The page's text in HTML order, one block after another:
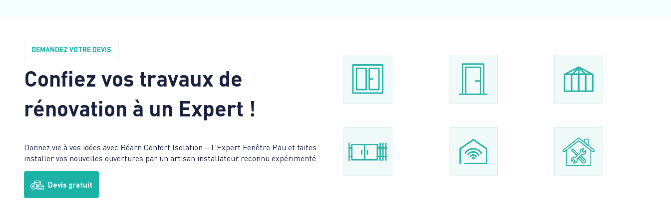
DEMANDEZ VOTRE DEVIS
Confiez vos travaux de
rénovation à un Expert !
Donnez vie à vos idées avec Béarn Confort Isolation – L’Expert Fenêtre Pau et faites
installer vos nouvelles ouvertures par un artisan installateur reconnu expérimenté.
Devis gratuit